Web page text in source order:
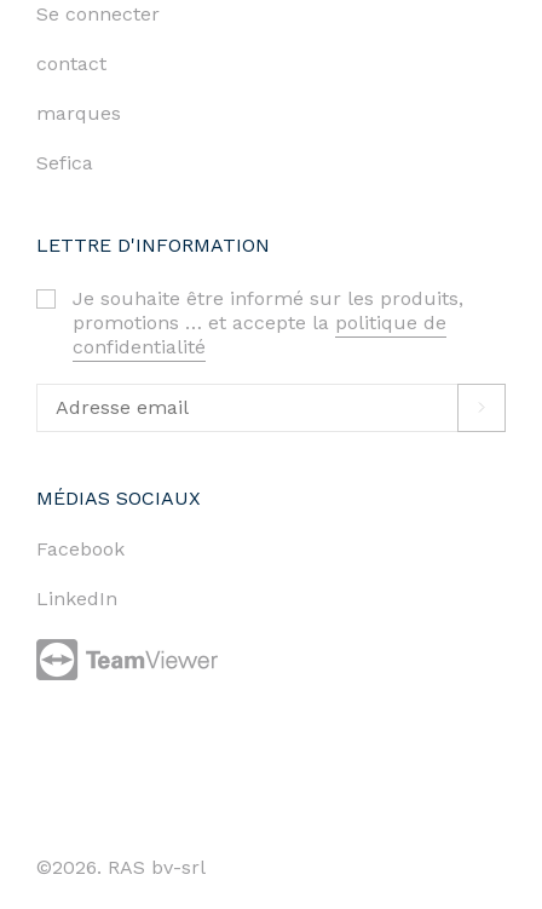
Se connecter
contact
marques
Sefica
LETTRE D'INFORMATION
Je souhaite être informé sur les produits,
promotions … et accepte la politique de
confidentialité
MÉDIAS SOCIAUX
Facebook
LinkedIn
©2026. RAS bv-srl